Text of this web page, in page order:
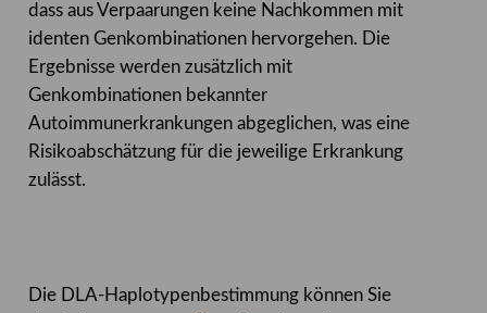
dass aus Verpaarungen keine Nachkommen mit
identen Genkombinationen hervorgehen. Die
Ergebnisse werden zusätzlich mit
Genkombinationen bekannter
Autoimmunerkrankungen abgeglichen, was eine
Risikoabschätzung für die jeweilige Erkrankung
zulässt.
Die DLA-Haplotypenbestimmung können Sie